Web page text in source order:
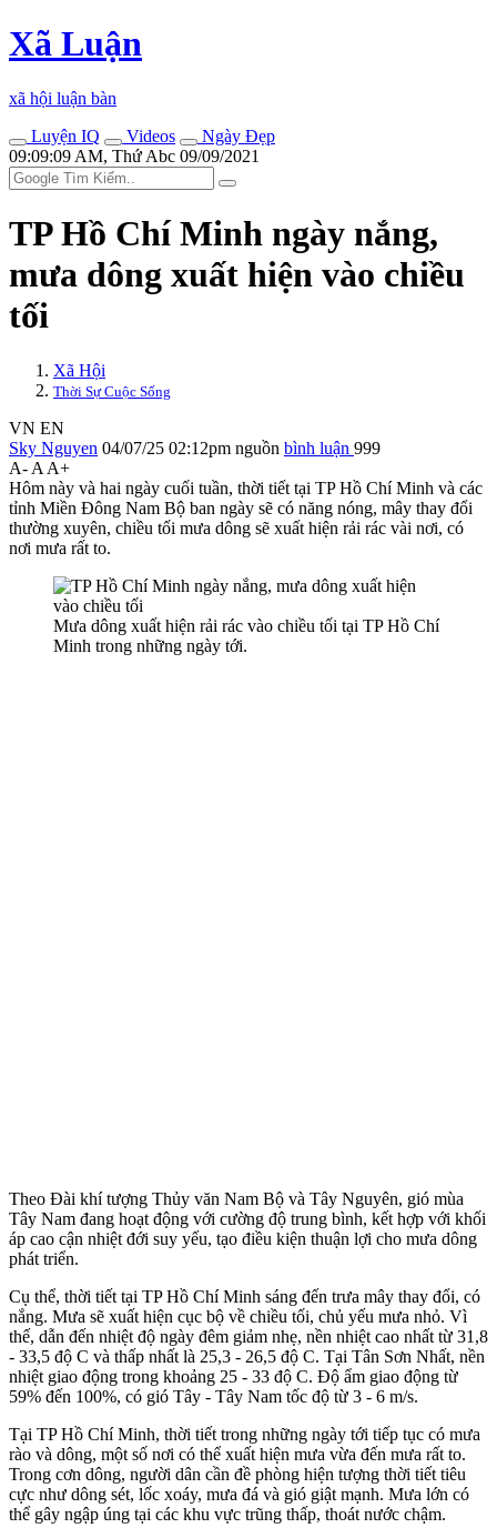
Xã Luận
xã hội luận bàn
Luyện IQ
Videos
Ngày Đẹp
09:09:09 AM, Thứ Abc 09/09/2021
TP Hồ Chí Minh ngày nắng,
mưa dông xuất hiện vào chiều
tối
Xã Hội
Thời Sự Cuộc Sống
VN EN
Sky Nguyen 04/07/25 02:12pm nguồn bình luận 999
A- A A+
Hôm này và hai ngày cuối tuần, thời tiết tại TP Hồ Chí Minh và các
tỉnh Miền Đông Nam Bộ ban ngày sẽ có năng nóng, mây thay đổi
thường xuyên, chiều tối mưa dông sẽ xuất hiện rải rác vài nơi, có
nơi mưa rất to.
Mưa dông xuất hiện rải rác vào chiều tối tại TP Hồ Chí
Minh trong những ngày tới.
Theo Đài khí tượng Thủy văn Nam Bộ và Tây Nguyên, gió mùa
Tây Nam đang hoạt động với cường độ trung bình, kết hợp với khối
áp cao cận nhiệt đới suy yếu, tạo điều kiện thuận lợi cho mưa dông
phát triển.
Cụ thể, thời tiết tại TP Hồ Chí Minh sáng đến trưa mây thay đổi, có
nắng. Mưa sẽ xuất hiện cục bộ về chiều tối, chủ yếu mưa nhỏ. Vì
thế, dẫn đến nhiệt độ ngày đêm giảm nhẹ, nền nhiệt cao nhất từ 31,8
- 33,5 độ C và thấp nhất là 25,3 - 26,5 độ C. Tại Tân Sơn Nhất, nền
nhiệt giao động trong khoảng 25 - 33 độ C. Độ ẩm giao động từ
59% đến 100%, có gió Tây - Tây Nam tốc độ từ 3 - 6 m/s.
Tại TP Hồ Chí Minh, thời tiết trong những ngày tới tiếp tục có mưa
rào và dông, một số nơi có thể xuất hiện mưa vừa đến mưa rất to.
Trong cơn dông, người dân cần đề phòng hiện tượng thời tiết tiêu
cực như dông sét, lốc xoáy, mưa đá và gió giật mạnh. Mưa lớn có
thể gây ngập úng tại các khu vực trũng thấp, thoát nước chậm.